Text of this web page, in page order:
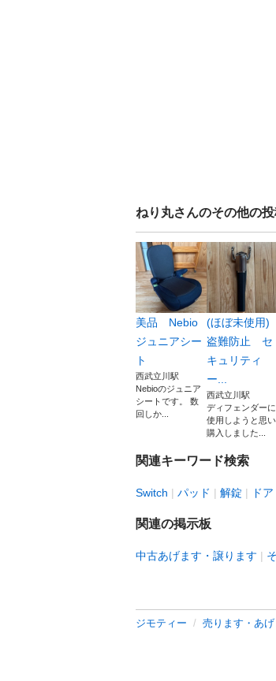
ねり丸さんのその他の投
美品 Nebio
ジュニアシー
ト
西武立川駅
Nebioのジュニア
シートです。 数
回しか...
(ほぼ未使用)
盗難防止 セ
キュリティ
ー...
西武立川駅
ディフェンダーに
使用しようと思い
購入しました...
関連キーワード検索
Switch パッド 解錠 ドア
関連の掲示板
中古あげます・譲ります
ジモティー 売ります・あげ